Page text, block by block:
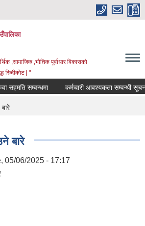
,सामाजिक ,भौतिक पूर्वाधार विकासको
रिब्दीकोट | "
सम्वन्धमा कर्मचारी आवश्यकता सम्वन्धी सूचना
बारे
05/06/2025 - 17:17